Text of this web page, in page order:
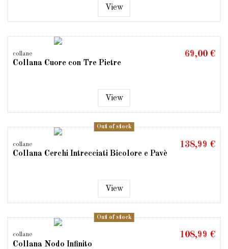
View
collane
Collana Cuore con Tre Pietre
69,00 €
View
Out of stock
collane
Collana Cerchi Intrecciati Bicolore e Pavè
138,99 €
View
Out of stock
collane
Collana Nodo Infinito
108,99 €